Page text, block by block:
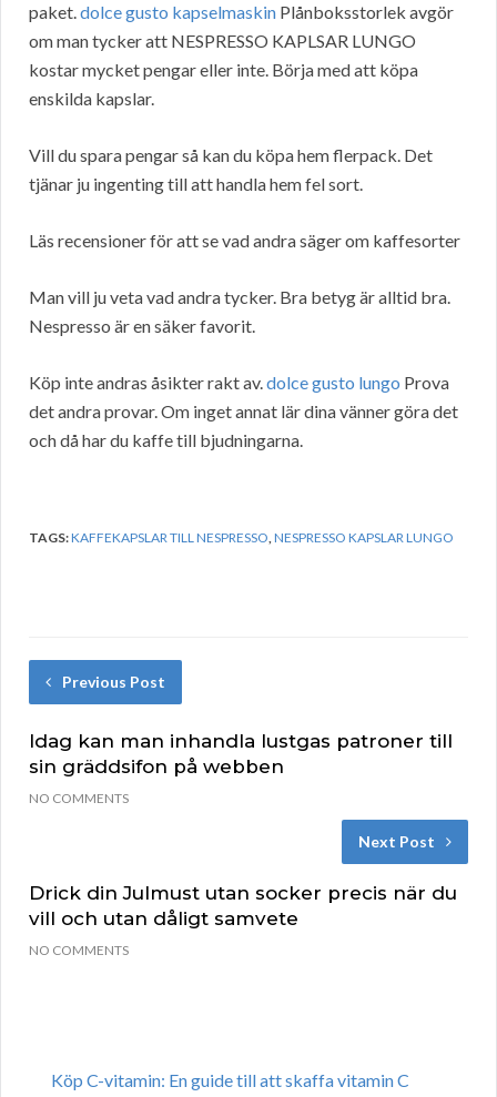
paket.dolce gusto kapselmaskin Plånboksstorlek avgör
om man tycker att NESPRESSO KAPLSAR LUNGO
kostar mycket pengar eller inte. Börja med att köpa
enskilda kapslar.
Vill du spara pengar så kan du köpa hem flerpack. Det
tjänar ju ingenting till att handla hem fel sort.
Läs recensioner för att se vad andra säger om kaffesorter
Man vill ju veta vad andra tycker. Bra betyg är alltid bra.
Nespresso är en säker favorit.
Köp inte andras åsikter rakt av.dolce gusto lungo Prova
det andra provar. Om inget annat lär dina vänner göra det
och då har du kaffe till bjudningarna.
TAGS:KAFFEKAPSLAR TILL NESPRESSO,NESPRESSO KAPSLAR LUNGO
Previous Post
Idag kan man inhandla lustgas patroner till
sin gräddsifon på webben
NO COMMENTS
Next Post
Drick din Julmust utan socker precis när du
vill och utan dåligt samvete
NO COMMENTS
Köp C-vitamin: En guide till att skaffa vitamin C